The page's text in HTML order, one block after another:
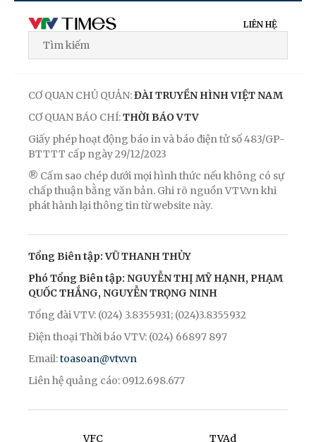
LIÊN HỆ
CƠ QUAN CHỦ QUẢN:ĐÀI TRUYỀN HÌNH VIỆT NAM
CƠ QUAN BÁO CHÍ:THỜI BÁO VTV
Giấy phép hoạt động báo in và báo điện tử số 483/GP-
BTTTT cấp ngày 29/12/2023
® Cấm sao chép dưới mọi hình thức nếu không có sự
chấp thuận bằng văn bản. Ghi rõ nguồn VTV.vn khi
phát hành lại thông tin từ website này.
Tổng Biên tập: VŨ THANH THỦY
Phó Tổng Biên tập: NGUYỄN THỊ MỸ HẠNH, PHẠM
QUỐC THẮNG, NGUYỄN TRỌNG NINH
Tổng đài VTV: (024) 3.8355931; (024)3.8355932
Điện thoại Thời báo VTV: (024) 66897 897
Email:toasoan@vtv.vn
Liên hệ quảng cáo: 0912.698.677
VFC TVAd